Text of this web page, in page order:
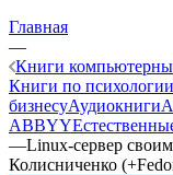
Главная
—
Книги
Книги по психологии
бизнесуАудиокниги
ABBYY
—Linux-сервер
Колисниченко